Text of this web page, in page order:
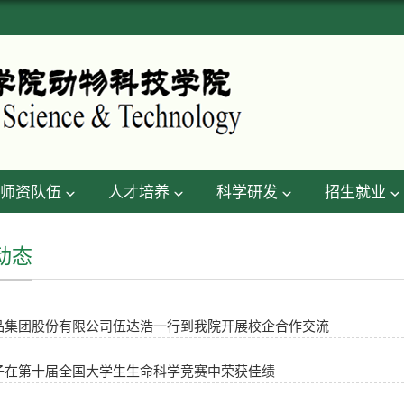
师资队伍 人才培养 科学研发 招生就业
态
集团股份有限公司伍达浩一行到我院开展校企合作交流
在第十届全国大学生生命科学竞赛中荣获佳绩